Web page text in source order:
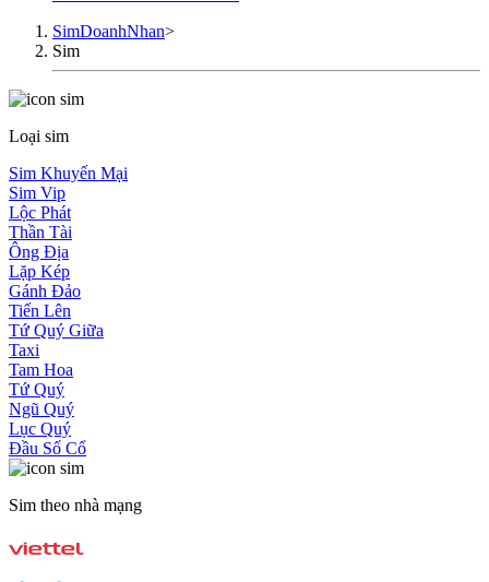
SimDoanhNhan>
Sim
Loại sim
Sim Khuyến Mại
Sim Vip
Lộc Phát
Thần Tài
Ông Địa
Lặp Kép
Gánh Đảo
Tiến Lên
Tứ Quý Giữa
Taxi
Tam Hoa
Tứ Quý
Ngũ Quý
Lục Quý
Đầu Số Cổ
Sim theo nhà mạng